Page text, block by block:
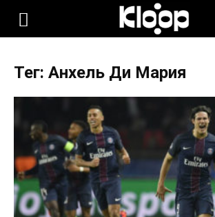
KLOOP.KG
Новости
Кыргызстана
Тег: Анхель Ди Мария